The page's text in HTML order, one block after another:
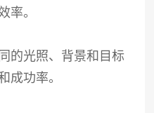
率。
的光照、背景和目标
成功率。